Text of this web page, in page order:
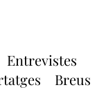
Entrevistes
Breus